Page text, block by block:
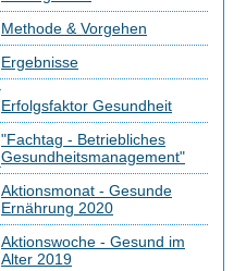
Methode & Vorgehen
Ergebnisse
Erfolgsfaktor Gesundheit
"Fachtag - Betriebliches
Gesundheitsmanagement"
Aktionsmonat - Gesunde
Ernährung 2020
Aktionswoche - Gesund im
Alter 2019